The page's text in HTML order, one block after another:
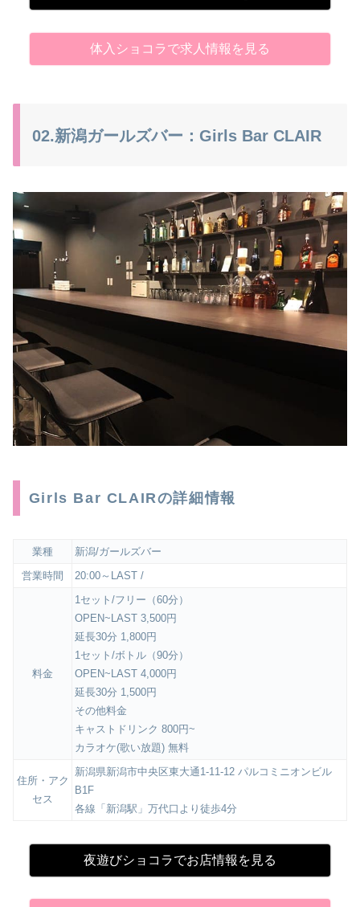
体入ショコラで求人情報を見る
02.新潟ガールズバー：Girls Bar CLAIR
Girls Bar CLAIRの詳細情報
業種
新潟/ガールズバー
営業時間
20:00～LAST /
料金
1セット/フリー（60分）
OPEN~LAST 3,500円
延長30分 1,800円
1セット/ボトル（90分）
OPEN~LAST 4,000円
延長30分 1,500円
その他料金
キャストドリンク 800円~
カラオケ(歌い放題) 無料
住所・アク
セス
新潟県新潟市中央区東大通1-11-12 パルコミニオンビル
B1F
各線「新潟駅」万代口より徒歩4分
夜遊びショコラでお店情報を見る